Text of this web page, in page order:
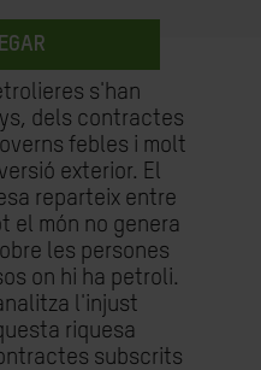
s'han
dels contractes
febles i molt
exterior. El
reparteix entre
el món no genera
les persones
on hi ha petroli.
l'injust
riquesa
subscrits